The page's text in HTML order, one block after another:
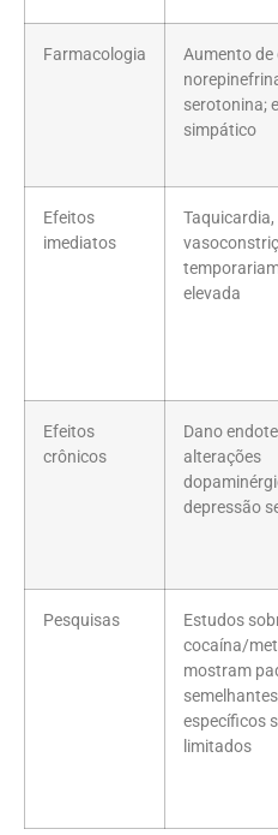
Farmacologia
Aumento de
serotonina;
simpático
Efeitos
imediatos
Taquicardia,
elevada
Efeitos
crônicos
Dano
alterações
depressão
Pesquisas
Estudos
cocaína/
mostram
específicos
limitados